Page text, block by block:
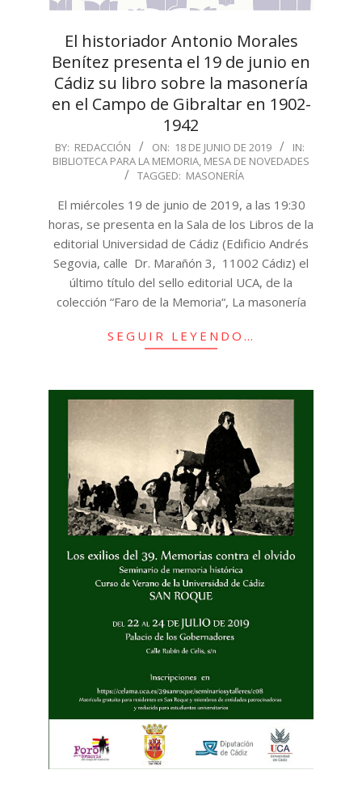
El historiador Antonio Morales
Benítez presenta el 19 de junio en
Cádiz su libro sobre la masonería
en el Campo de Gibraltar en 1902-
1942
2019-
06-
BY: REDACCIÓN ON: 18 DE JUNIO DE 2019
IN:
BIBLIOTECA PARA LA MEMORIA, MESA DE NOVEDADES
TAGGED: MASONERÍA
El miércoles 19 de junio de 2019, a las 19:30
horas, se presenta en la Sala de los Libros de la
editorial Universidad de Cádiz (Edificio Andrés
Segovia, calle Dr. Marañón 3, 11002 Cádiz) el
último título del sello editorial UCA, de la
colección “Faro de la Memoria“, La masonería
SEGUIR LEYENDO…